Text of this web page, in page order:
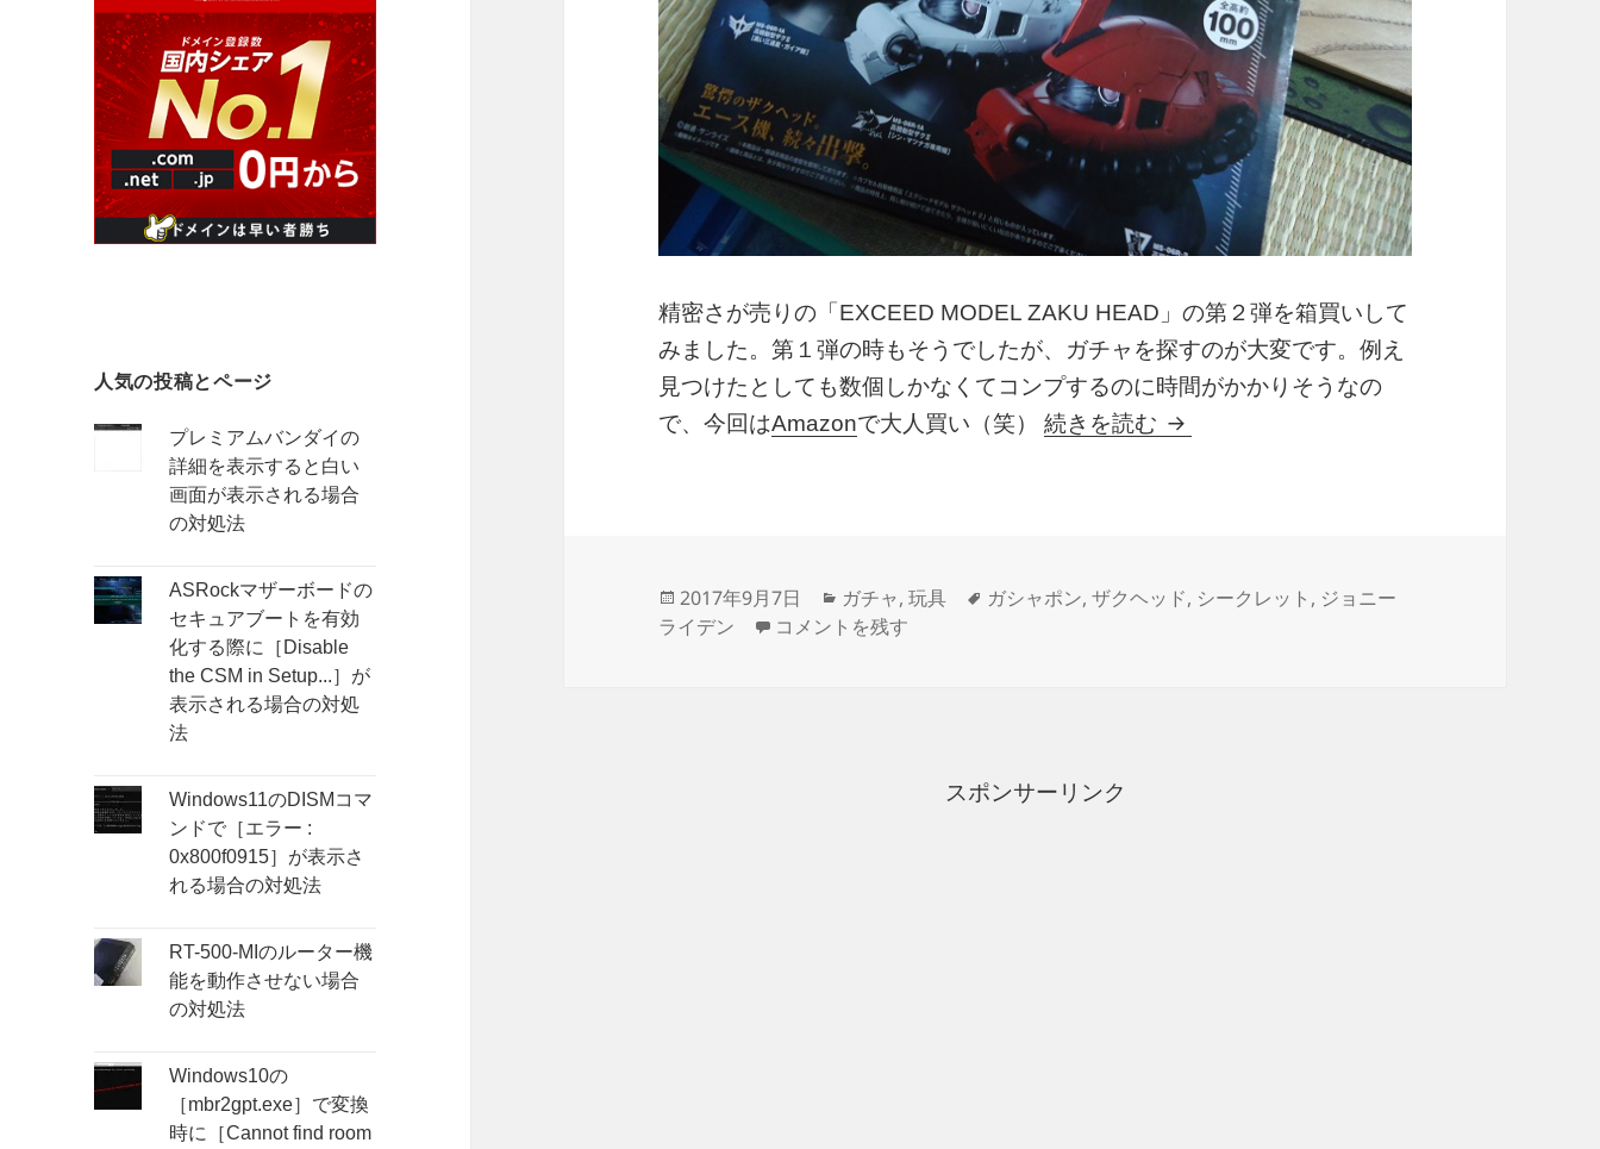
人気の投稿とページ
プレミアムバンダイの
詳細を表示すると白い
画面が表示される場合
の対処法
ASRockマザーボードの
セキュアブートを有効
化する際に［Disable
the CSM in Setup...］が
表示される場合の対処
法
Windows11のDISMコマ
ンドで［エラー :
0x800f0915］が表示さ
れる場合の対処法
RT-500-MIのルーター機
能を動作させない場合
の対処法
Windows10の
［mbr2gpt.exe］で変換
時に［Cannot find room
精密さが売りの「EXCEED MODEL ZAKU HEAD」の第２弾を箱買いして
みました。第１弾の時もそうでしたが、ガチャを探すのが大変です。例え
見つけたとしても数個しかなくてコンプするのに時間がかかりそうなの
で、今回はAmazonで大人買い（笑）続きを読む EXCEED MODEL ZAKU HEAD 2 大人買
投
稿
2017年9月7日
カ
テ
ガチャ,玩具
タ
ガシャポン,ザクヘッド, シークレット , ジョニー
ライデン
EXCEED MODEL ZAKU HEAD 2 大人買いの結果は に
コメントを残す
スポンサーリンク